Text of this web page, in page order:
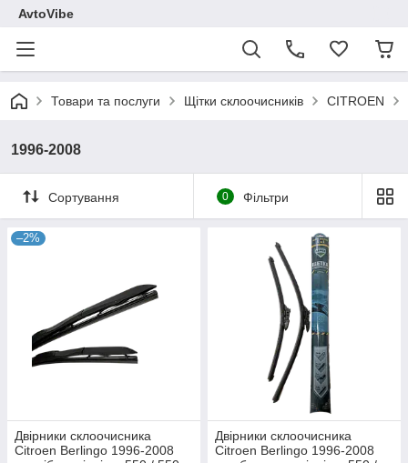
AvtoVibe
Товари та послуги Щітки склоочисників CITROEN
1996-2008
Сортування 0 Фільтри
–2%
Двірники склоочисника
Citroen Berlingo 1996-2008
Двірники склоочисника
Citroen Berlingo 1996-2008